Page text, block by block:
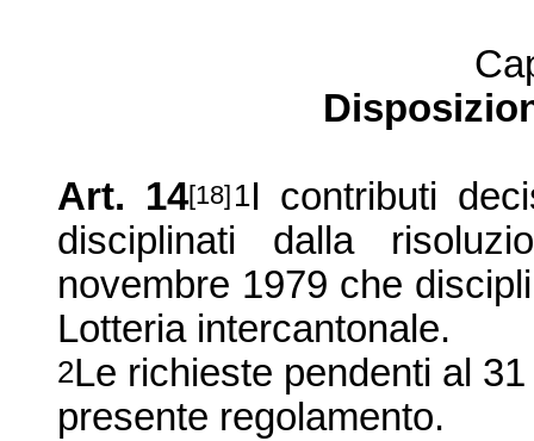
Art. 14[18] 1I contributi
disciplinati dalla
novembre 1979 che
Lotteria intercantonale.
2Le richieste pendenti al
presente regolamento.